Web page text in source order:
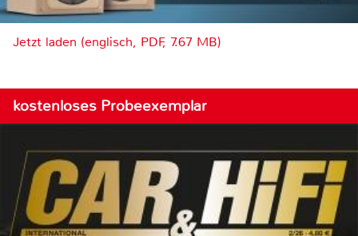
Jetzt laden (englisch, PDF, 7.67 MB)
kostenloses Probeexemplar